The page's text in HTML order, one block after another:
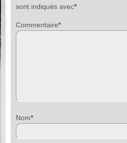
sont indiqués avec*
Commentaire*
Nom*